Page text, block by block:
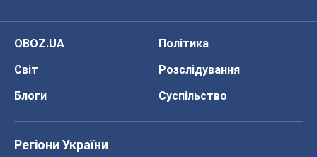
OBOZ.UA
Політика
Світ
Розслідування
Блоги
Суспільство
Регіони України